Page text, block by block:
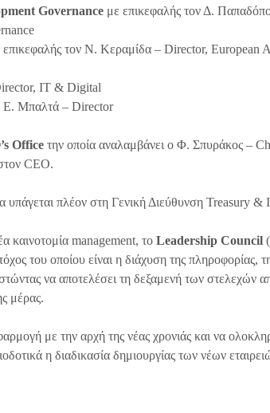
Governance με επικεφαλής τον Δ.
επικεφαλής τον N. Κεραμίδα – Director, European
IT & Digital
E. Μπαλτά – Director
Office την οποία αναλαμβάνει ο Φ. Σπυράκος –
CEO.
υπάγεται πλέον στη Γενική Διεύθυνση Treasury &
καινοτομία management, τοLeadership Council
του οποίου είναι η διάχυση της πληροφορίας,
να αποτελέσει τη δεξαμενή των στελεχών
μέρας.
με την αρχή της νέας χρονιάς και να
η διαδικασία δημιουργίας των νέων